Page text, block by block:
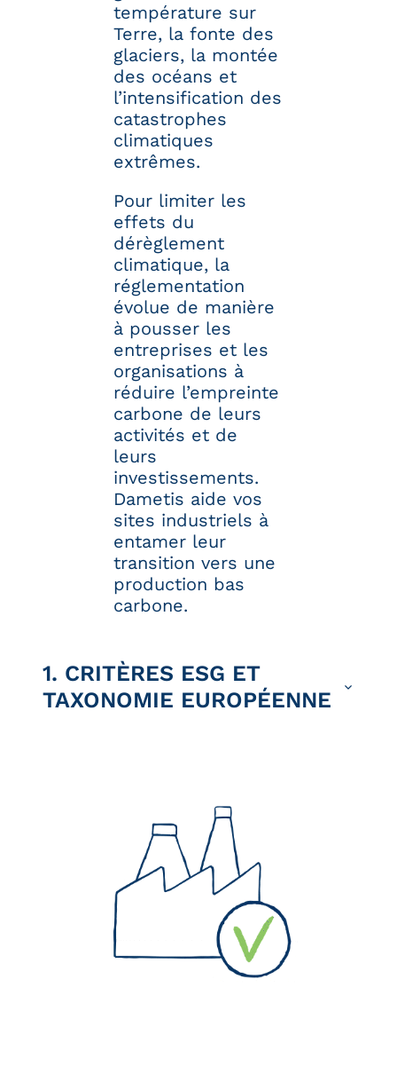
température sur
Terre, la fonte des
glaciers, la montée
des océans et
l’intensification des
catastrophes
climatiques
extrêmes.
Pour limiter les
effets du
dérèglement
climatique, la
réglementation
évolue de manière
à pousser les
entreprises et les
organisations à
réduire l’empreinte
carbone de leurs
activités et de
leurs
investissements.
Dametis aide vos
sites industriels à
entamer leur
transition vers une
production bas
carbone.
1. CRITÈRES ESG ET
TAXONOMIE EUROPÉENNE
Commission Européenne fait
évoluer la réglementation afin de
favoriser les investissements dans
les sociétés et activités
économiques durables.
Pour cela, la taxonomie
européenne classe les activités
économiques selon leur impact sur